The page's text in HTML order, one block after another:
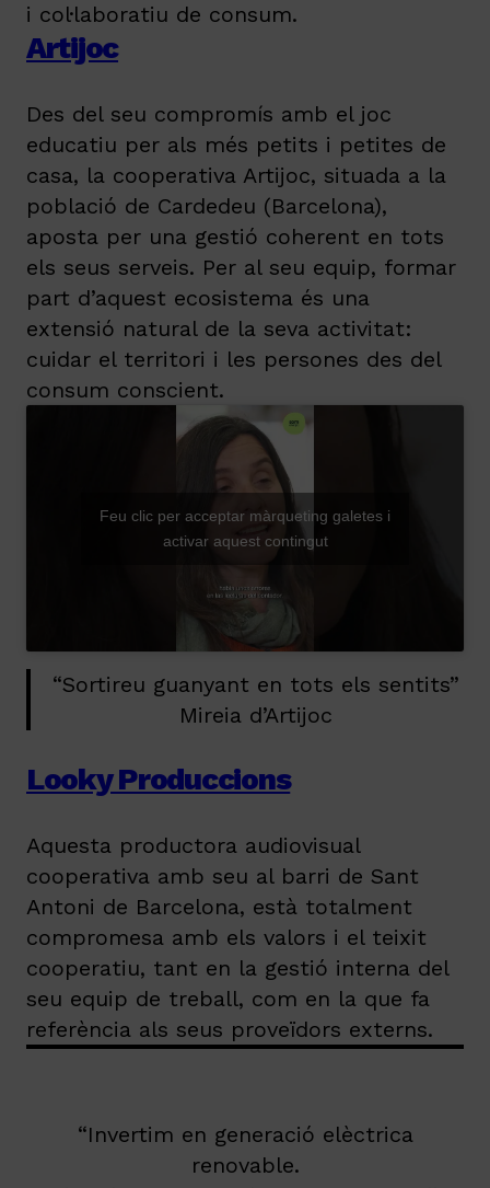
i col·laboratiu de consum.
Artijoc
Des del seu compromís amb el joc
educatiu per als més petits i petites de
casa, la cooperativa Artijoc, situada a la
població de Cardedeu (Barcelona),
aposta per una gestió coherent en tots
els seus serveis. Per al seu equip, formar
part d’aquest ecosistema és una
extensió natural de la seva activitat:
cuidar el territori i les persones des del
consum conscient.
Feu clic per acceptar màrqueting galetes i
activar aquest contingut
“Sortireu guanyant en tots els sentits”
Mireia d’Artijoc
Looky Produccions
Aquesta productora audiovisual
cooperativa amb seu al barri de Sant
Antoni de Barcelona, està totalment
compromesa amb els valors i el teixit
cooperatiu, tant en la gestió interna del
seu equip de treball, com en la que fa
referència als seus proveïdors externs.
“Invertim en generació elèctrica
renovable.